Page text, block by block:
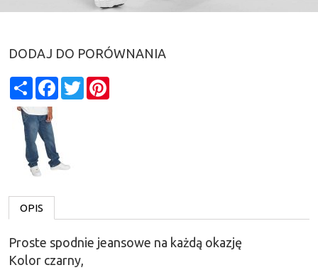
DODAJ DO PORÓWNANIA
ShareFacebook
Twitter
OPIS
Proste spodnie jeansowe na każdą okazję
Kolor czarny,